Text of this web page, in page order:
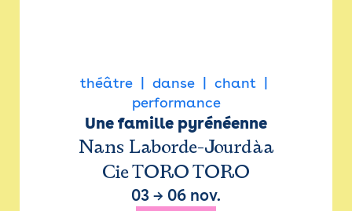
théâtre danse
chant
performance
Une famille pyrénéenne
Nans Laborde-Jourdàa
Cie TORO TORO
03 → 06 nov.